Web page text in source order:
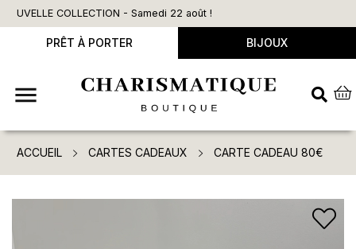
août ! Livraison offerte dès 90€ d’achat
PRÊT À PORTER BIJOUX

ACCUEIL CARTES CADEAUX CARTE CADEAU 80€